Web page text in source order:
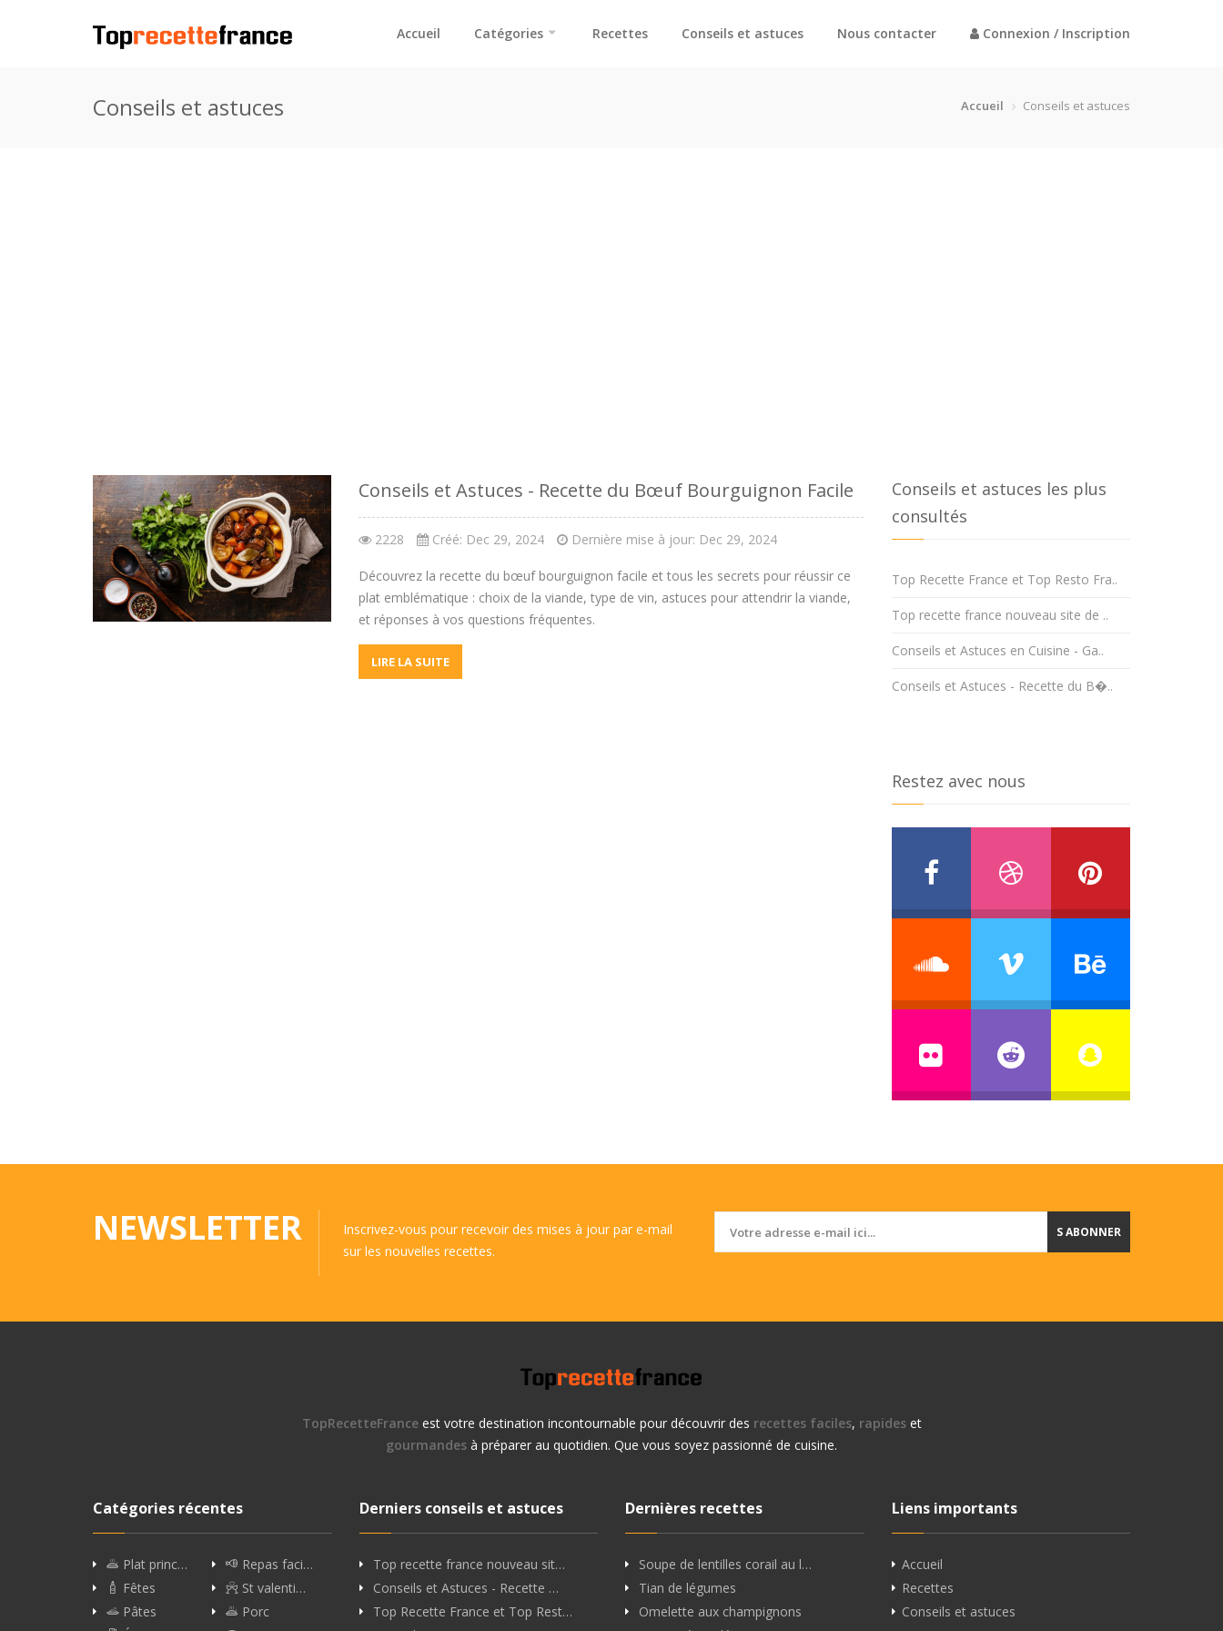
Accueil Catégories Recettes Conseils et astuces Nous contacter Connexion / Inscription
Conseils et astuces Accueil Conseils et astuces
Conseils et Astuces - Recette du Bœuf Bourguignon Facile
2228 Créé: Dec 29, 2024 Dernière mise à jour: Dec 29, 2024
Découvrez la recette du bœuf bourguignon facile et tous les secrets pour réussir ce
plat emblématique : choix de la viande, type de vin, astuces pour attendrir la viande,
et réponses à vos questions fréquentes.
LIRE LA SUITE
Conseils et astuces les plus
consultés
Top Recette France et Top Resto Fra..
Top recette france nouveau site de ..
Conseils et Astuces en Cuisine - Ga..
Conseils et Astuces - Recette du B�..
Restez avec nous
NEWSLETTER
Inscrivez-vous pour recevoir des mises à jour par e-mail
sur les nouvelles recettes.
S ABONNER
TopRecetteFranceest votre destination incontournable pour découvrir des recettes faciles, rapideset
gourmandes à préparer au quotidien. Que vous soyez passionné de cuisine.
Catégories récentes
Plat princ…
Repas faci…
Fêtes
St valenti…
Pâtes
Porc
Derniers conseils et astuces
Top recette france nouveau sit…
Conseils et Astuces - Recette …
Top Recette France et Top Rest…
Dernières recettes
Soupe de lentilles corail au l…
Tian de légumes
Omelette aux champignons
Liens importants
Accueil
Recettes
Conseils et astuces